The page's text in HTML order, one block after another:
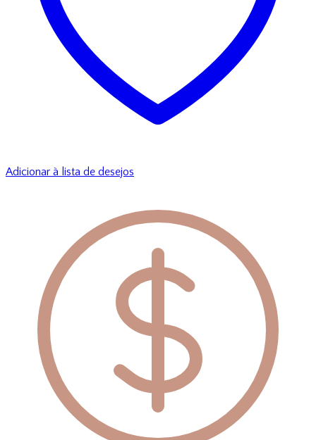
Adicionar à lista de desejos